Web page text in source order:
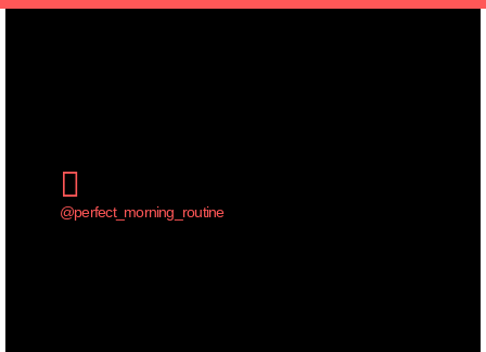
@perfect_morning_routine